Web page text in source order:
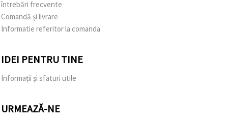
întrebări frecvente
Comandă și livrare
Informatie referitor la comanda
IDEI PENTRU TINE
Informații și sfaturi utile
URMEAZĂ-NE